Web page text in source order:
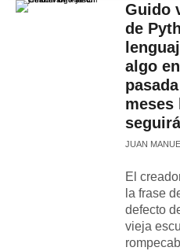
Guido
de
algo
meses
JUAN
El
la frase
defecto
vieja